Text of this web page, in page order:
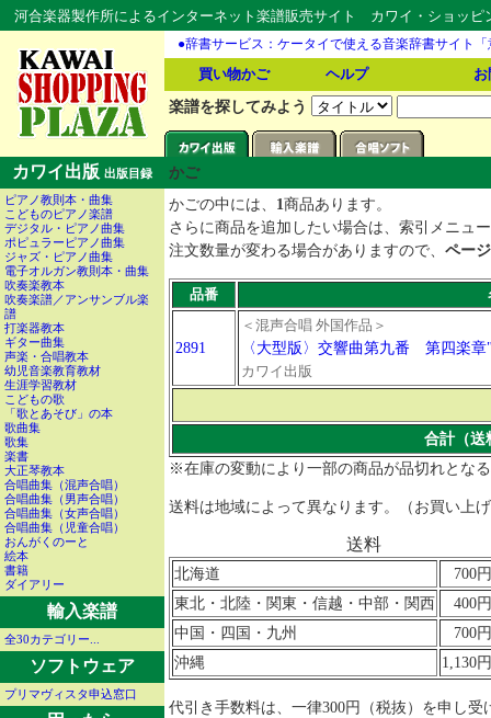
河合楽器製作所によるインターネット楽譜販売サイト カワイ・ショッ
●辞書サービス：ケータイで使える音楽辞書サイト
買い物かご ヘルプ
楽譜を探してみよう
カワイ出版 出版目録
ピアノ教則本・曲集
こどものピアノ楽譜
デジタル・ピアノ曲集
ポピュラーピアノ曲集
ジャズ・ピアノ曲集
電子オルガン教則本・曲集
吹奏楽教本
吹奏楽譜／アンサンブル楽
譜
打楽器教本
ギター曲集
声楽・合唱教本
幼児音楽教育教材
生涯学習教材
こどもの歌
「歌とあそび」の本
歌曲集
歌集
楽書
大正琴教本
合唱曲集（混声合唱）
合唱曲集（男声合唱）
合唱曲集（女声合唱）
合唱曲集（児童合唱）
おんがくのーと
絵本
書籍
ダイアリー
輸入楽譜
全30カテゴリー...
ソフトウェア
プリマヴィスタ申込窓口
かご
かごの中には、 1商品あります。
さらに商品を追加したい場合は、索引メニュ
注文数量が変わる場合がありますので、 ペー
品番
2891
＜混声合唱 外国作品＞
〈大型版〉交響曲第九番 第四楽
カワイ出版
合計（送
※在庫の変動により一部の商品が品切れとな
送料は地域によって異なります。（お買い上
送料
北海道
700
東北・北陸・関東・信越・中部・関西
400
中国・四国・九州
700
沖縄
1,130
代引き手数料は、一律300円（税抜）を申し受